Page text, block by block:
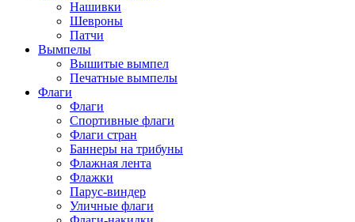
Нашивки
Шевроны
Патчи
Вымпелы
Вышитые вымпел
Печатные вымпелы
Флаги
Флаги
Спортивные флаги
Флаги стран
Баннеры на трибуны
Флажная лента
Флажки
Парус-виндер
Уличные флаги